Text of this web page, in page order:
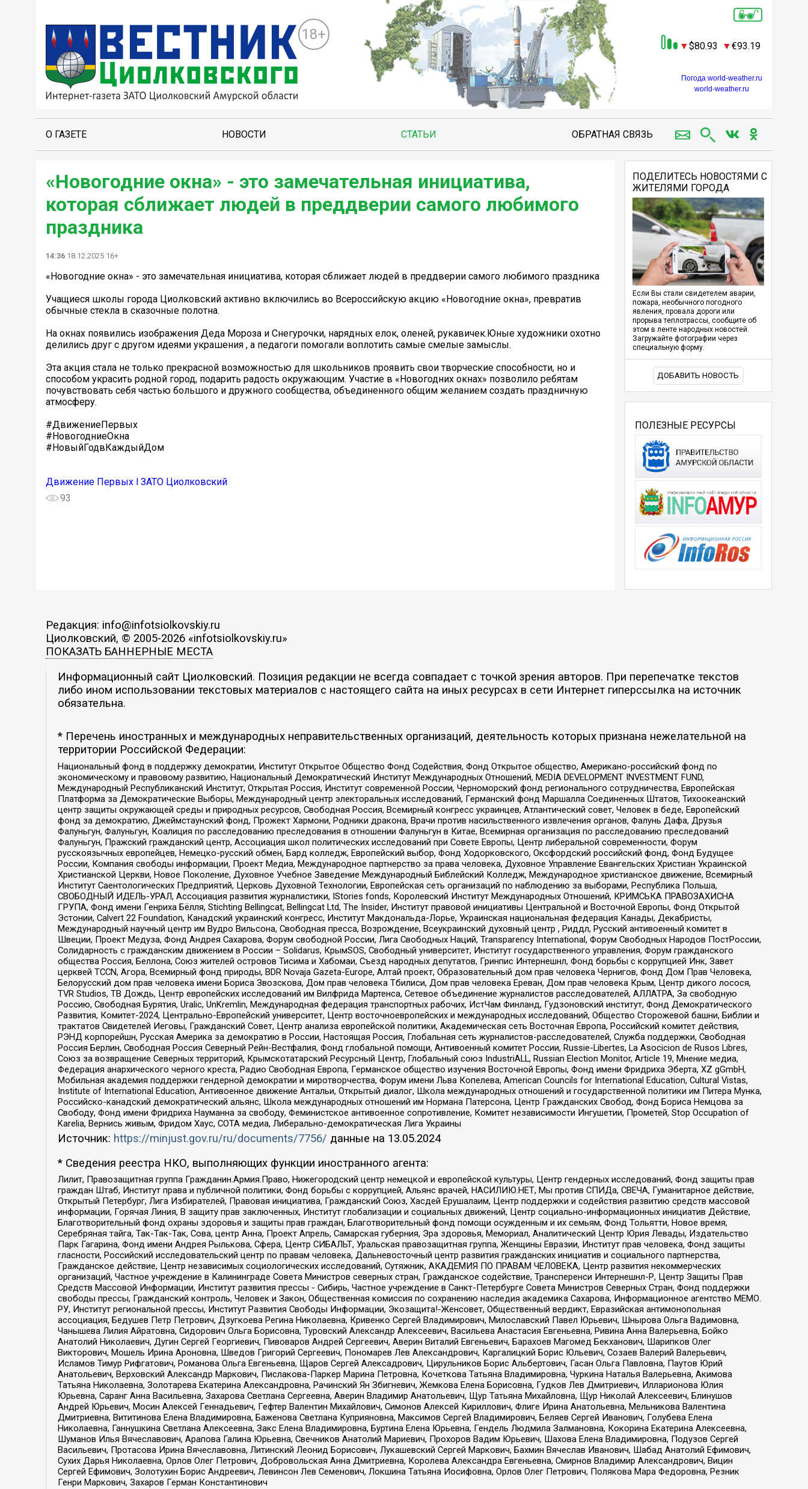
18+
80.93 93.19
Погода world-weather.ru
world-weather.ru
О ГАЗЕТЕ НОВОСТИ СТАТЬИ ОБРАТНАЯ СВЯЗЬ
«Новогодние окна» - это замечательная инициатива,
которая сближает людей в преддверии самого любимого
праздника
14:36 18.12.2025 16+
«Новогодние окна» - это замечательная инициатива, которая сближает людей в преддверии самого любимого праздника
Учащиеся школы города Циолковский активно включились во Всероссийскую акцию «Новогодние окна», превратив
обычные стекла в сказочные полотна.
На окнах появились изображения Деда Мороза и Снегурочки, нарядных елок, оленей, рукавичек.Юные художники охотно
делились друг с другом идеями украшения , а педагоги помогали воплотить самые смелые замыслы.
Эта акция стала не только прекрасной возможностью для школьников проявить свои творческие способности, но и
способом украсить родной город, подарить радость окружающим. Участие в «Новогодних окнах» позволило ребятам
почувствовать себя частью большого и дружного сообщества, объединенного общим желанием создать праздничную
атмосферу.
#ДвижениеПервых
#НовогодниеОкна
#НовыйГодвКаждыйДом
Движение Первых l ЗАТО Циолковский
93
ПОДЕЛИТЕСЬ НОВОСТЯМИ С
ЖИТЕЛЯМИ ГОРОДА
Если Вы стали свидетелем аварии,
пожара, необычного погодного
явления, провала дороги или
прорыва теплотрассы, сообщите об
этом в ленте народных новостей.
Загружайте фотографии через
специальную форму.
ДОБАВИТЬ НОВОСТЬ
ПОЛЕЗНЫЕ РЕСУРСЫ
Редакция: info@infotsiolkovskiy.ru
Циолковский, © 2005-2026 «infotsiolkovskiy.ru»
ПОКАЗАТЬ БАННЕРНЫЕ МЕСТА
Информационный сайт Циолковский. Позиция редакции не всегда совпадает с точкой зрения авторов. При перепечатке текстов
либо ином использовании текстовых материалов с настоящего сайта на иных ресурсах в сети Интернет гиперссылка на источник
обязательна.
* Перечень иностранных и международных неправительственных организаций, деятельность которых признана нежелательной на
территории Российской Федерации:
Национальный фонд в поддержку демократии, Институт Открытое Общество Фонд Содействия, Фонд Открытое общество, Американо-российский фонд по
экономическому и правовому развитию, Национальный Демократический Институт Международных Отношений, MEDIA DEVELOPMENT INVESTMENT FUND,
Международный Республиканский Институт, Открытая Россия, Институт современной России, Черноморский фонд регионального сотрудничества, Европейская
Платформа за Демократические Выборы, Международный центр электоральных исследований, Германский фонд Маршалла Соединенных Штатов, Тихоокеанский
центр защиты окружающей среды и природных ресурсов, Свободная Россия, Всемирный конгресс украинцев, Атлантический совет, Человек в беде, Европейский
фонд за демократию, Джеймстаунский фонд, Прожект Хармони, Родники дракона, Врачи против насильственного извлечения органов, Фалунь Дафа, Друзья
Фалуньгун, Фалуньгун, Коалиция по расследованию преследования в отношении Фалуньгун в Китае, Всемирная организация по расследованию преследований
Фалуньгун, Пражский гражданский центр, Ассоциация школ политических исследований при Совете Европы, Центр либеральной современности, Форум
русскоязычных европейцев, Немецко-русский обмен, Бард колледж, Европейский выбор, Фонд Ходорковского, Оксфордский российский фонд, Фонд Будущее
России, Компания свободы информации, Проект Медиа, Международное партнерство за права человека, Духовное Управление Евангельских Христиан Украинской
Христианской Церкви, Новое Поколение, Духовное Учебное Заведение Международный Библейский Колледж, Международное христианское движение, Всемирный
Институт Саентологических Предприятий, Церковь Духовной Технологии, Европейская сеть организаций по наблюдению за выборами, Республика Польша,
СВОБОДНЫЙ ИДЕЛЬ-УРАЛ, Ассоциация развития журналистики, IStories fonds, Королевский Институт Международных Отношений, КРИМСЬКА ПРАВОЗАХИСНА
ГРУПА, Фонд имени Генриха Бёлля, Stichting Bellingcat, Bellingcat Ltd, The Insider, Институт правовой инициативы Центральной и Восточной Европы, Фонд Открытой
Эстонии, Calvert 22 Foundation, Канадский украинский конгресс, Институт Макдональда-Лорье, Украинская национальная федерация Канады, Декабристы,
Международный научный центр им Вудро Вильсона, Свободная пресса, Возрождение, Всеукраинский духовный центр , Риддл, Русский антивоенный комитет в
Швеции, Проект Медуза, Фонд Андрея Сахарова, Форум свободной России, Лига Свободных Наций, Transparеncy International, Форум Свободных Народов ПостРоссии,
Солидарность с гражданским движением в России – Solidarus, КрымSOS, Свободный университет, Институт государственного управления, Форум гражданского
общества Россия, Беллона, Союз жителей островов Тисима и Хабомаи, Съезд народных депутатов, Гринпис Интернешнл, Фонд борьбы с коррупцией Инк, Завет
церквей TCCN, Агора, Всемирный фонд природы, BDR Novaja Gazeta-Europe, Алтай проект, Образовательный дом прав человека Чернигов, Фонд Дом Прав Человека,
Белорусский дом прав человека имени Бориса Звозскова, Дом прав человека Тбилиси, Дом прав человека Ереван, Дом прав человека Крым, Центр дикого лосося,
TVR Studios, ТВ Дождь, Центр европейских исследований им Вилфрида Мартенса, Сетевое объединение журналистов расследователей, АЛЛАТРА, За свободную
Россию, Свободная Бурятия, Uralic, UnKremlin, Международная федерация транспортных рабочих, ИстЧам Финланд, Гудзоновский институт, Фонд Демократического
Развития, Комитет-2024, Центрально-Европейский университет, Центр восточноевропейских и международных исследований, Общество Сторожевой башни, Библии и
трактатов Свидетелей Иеговы, Гражданский Совет, Центр анализа европейской политики, Академическая сеть Восточная Европа, Российский комитет действия,
РЭНД корпорейшн, Русская Америка за демократию в России, Настоящая Россия, Глобальная сеть журналистов-расследователей, Служба поддержки, Свободная
Россия Берлин, Свободная Россия Северный Рейн-Вестфалия, Фонд глобальной помощи, Антивоенный комитет России, Russie-Libertes, La Asocicion de Rusos Libres,
Союз за возвращение Северных территорий, Крымскотатарский Ресурсный Центр, Глобальный союз IndustriALL, Russian Election Monitor, Article 19, Мнение медиа,
Федерация анархического черного креста, Радио Свободная Европа, Германское общество изучения Восточной Европы, Фонд имени Фридриха Эберта, XZ gGmbH,
Мобильная академия поддержки гендерной демократии и миротворчества, Форум имени Льва Копелева, American Councils for International Education, Cultural Vistas,
Institute of International Education, Антивоенное движение Антальи, Открытый диалог, Школа международных отношений и государственной политики им Питера Мунка,
Российско-канадский демократический альянс, Школа международных отношений им Нормана Патерсона, Центр Гражданских Свобод, Фонд Бориса Немцова за
Свободу, Фонд имени Фридриха Науманна за свободу, Феминистское антивоенное сопротивление, Комитет независимости Ингушетии, Прометей, Stop Occupation of
Karelia, Вернись живым, Фридом Хаус, СОТА медиа, Либерально-демократическая Лига Украины
Источник: https://minjust.gov.ru/ru/documents/7756/ данные на 13.05.2024
* Сведения реестра НКО, выполняющих функции иностранного агента:
Лилит, Правозащитная группа Гражданин.Армия.Право, Нижегородский центр немецкой и европейской культуры, Центр гендерных исследований, Фонд защиты прав
граждан Штаб, Институт права и публичной политики, Фонд борьбы с коррупцией, Альянс врачей, НАСИЛИЮ.НЕТ, Мы против СПИДа, СВЕЧА, Гуманитарное действие,
Открытый Петербург, Лига Избирателей, Правовая инициатива, Гражданский Союз, Хасдей Ерушалаим, Центр поддержки и содействия развитию средств массовой
информации, Горячая Линия, В защиту прав заключенных, Институт глобализации и социальных движений, Центр социально-информационных инициатив Действие,
Благотворительный фонд охраны здоровья и защиты прав граждан, Благотворительный фонд помощи осужденным и их семьям, Фонд Тольятти, Новое время,
Серебряная тайга, Так-Так-Так, Сова, центр Анна, Проект Апрель, Самарская губерния, Эра здоровья, Мемориал, Аналитический Центр Юрия Левады, Издательство
Парк Гагарина, Фонд имени Андрея Рылькова, Сфера, Центр СИБАЛЬТ, Уральская правозащитная группа, Женщины Евразии, Институт прав человека, Фонд защиты
гласности, Российский исследовательский центр по правам человека, Дальневосточный центр развития гражданских инициатив и социального партнерства,
Гражданское действие, Центр независимых социологических исследований, Сутяжник, АКАДЕМИЯ ПО ПРАВАМ ЧЕЛОВЕКА, Центр развития некоммерческих
организаций, Частное учреждение в Калининграде Совета Министров северных стран, Гражданское содействие, Трансперенси Интернешнл-Р, Центр Защиты Прав
Средств Массовой Информации, Институт развития прессы - Сибирь, Частное учреждение в Санкт-Петербурге Совета Министров Северных Стран, Фонд поддержки
свободы прессы, Гражданский контроль, Человек и Закон, Общественная комиссия по сохранению наследия академика Сахарова, Информационное агентство МЕМО.
РУ, Институт региональной прессы, Институт Развития Свободы Информации, Экозащита!-Женсовет, Общественный вердикт, Евразийская антимонопольная
ассоциация, Бедушев Петр Петрович, Дзугкоева Регина Николаевна, Кривенко Сергей Владимирович, Милославский Павел Юрьевич, Шнырова Ольга Вадимовна,
Чанышева Лилия Айратовна, Сидорович Ольга Борисовна, Туровский Александр Алексеевич, Васильева Анастасия Евгеньевна, Ривина Анна Валерьевна, Бойко
Анатолий Николаевич, Дугин Сергей Георгиевич, Пивоваров Андрей Сергеевич, Аверин Виталий Евгеньевич, Барахоев Магомед Бекханович, Шарипков Олег
Викторович, Мошель Ирина Ароновна, Шведов Григорий Сергеевич, Пономарев Лев Александрович, Каргалицкий Борис Юльевич, Созаев Валерий Валерьевич,
Исламов Тимур Рифгатович, Романова Ольга Евгеньевна, Щаров Сергей Алексадрович, Цирульников Борис Альбертович, Гасан Ольга Павловна, Паутов Юрий
Анатольевич, Верховский Александр Маркович, Пислакова-Паркер Марина Петровна, Кочеткова Татьяна Владимировна, Чуркина Наталья Валерьевна, Акимова
Татьяна Николаевна, Золотарева Екатерина Александровна, Рачинский Ян Збигневич, Жемкова Елена Борисовна, Гудков Лев Дмитриевич, Илларионова Юлия
Юрьевна, Саранг Анна Васильевна, Захарова Светлана Сергеевна, Аверин Владимир Анатольевич, Щур Татьяна Михайловна, Щур Николай Алексеевич, Блинушов
Андрей Юрьевич, Мосин Алексей Геннадьевич, Гефтер Валентин Михайлович, Симонов Алексей Кириллович, Флиге Ирина Анатольевна, Мельникова Валентина
Дмитриевна, Вититинова Елена Владимировна, Баженова Светлана Куприяновна, Максимов Сергей Владимирович, Беляев Сергей Иванович, Голубева Елена
Николаевна, Ганнушкина Светлана Алексеевна, Закс Елена Владимировна, Буртина Елена Юрьевна, Гендель Людмила Залмановна, Кокорина Екатерина Алексеевна,
Шуманов Илья Вячеславович, Арапова Галина Юрьевна, Свечников Анатолий Мариевич, Прохоров Вадим Юрьевич, Шахова Елена Владимировна, Подузов Сергей
Васильевич, Протасова Ирина Вячеславовна, Литинский Леонид Борисович, Лукашевский Сергей Маркович, Бахмин Вячеслав Иванович, Шабад Анатолий Ефимович,
Сухих Дарья Николаевна, Орлов Олег Петрович, Добровольская Анна Дмитриевна, Королева Александра Евгеньевна, Смирнов Владимир Александрович, Вицин
Сергей Ефимович, Золотухин Борис Андреевич, Левинсон Лев Семенович, Локшина Татьяна Иосифовна, Орлов Олег Петрович, Полякова Мара Федоровна, Резник
Генри Маркович, Захаров Герман Константинович